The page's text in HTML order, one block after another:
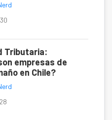
Tributaria:
empresas de
en Chile?